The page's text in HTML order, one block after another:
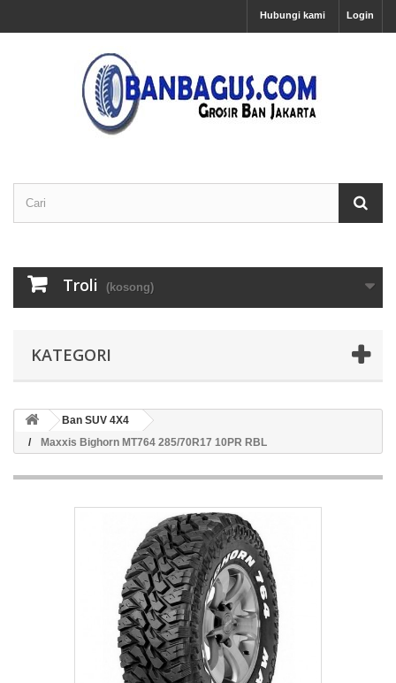
Login
Hubungi kami
Troli (kosong)
KATEGORI
Ban SUV 4X4
Maxxis Bighorn MT764 285/70R17 10PR RBL